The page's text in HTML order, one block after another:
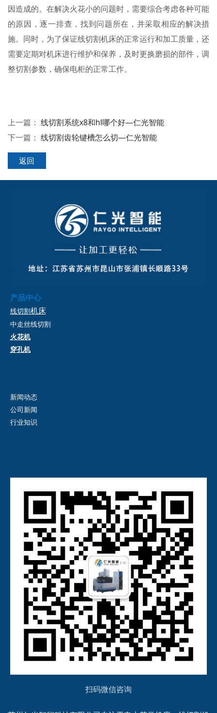
因造成的。在解决火花小的问题时，需要综合考虑各种可能
的原因，逐一排查，找到问题所在，并采取相应的解决措
施。同时，为了保证线切割机床的正常运行和加工质量，还
需要定期对机床进行维护和保养，及时更换磨损的部件，调
整切割参数，确保电柜的正常工作。
上一篇： 线切割系统x8和hl哪个好—仁光智能
下一篇： 线切割齿轮键槽怎么切—仁光智能
返回
产品中心
线切割机床
中走丝线切割
火花机
穿孔机
新闻动态
公司新闻
行业知识
扫码微信咨询